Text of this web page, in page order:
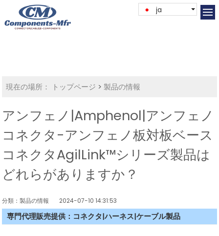
ja
現在の場所： トップページ >製品の情報
アンフェノ|Amphenol|アンフェノ
コネクタ-アンフェノ板対板ベース
コネクタAgilLink™シリーズ製品は
どれらがありますか？
分類：製品の情報 2024-07-10 14:31:53
専門代理販売提供：コネクタ|ハーネス|ケーブル製品